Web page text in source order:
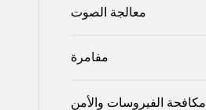
معالجة الصوت
مفامرة
مكافحة الفيروسات والأمن